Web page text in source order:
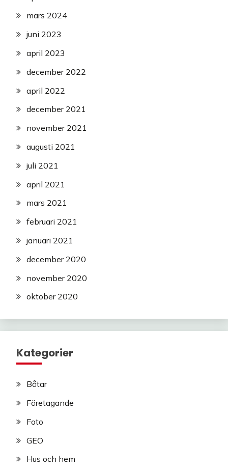
mars 2024
juni 2023
april 2023
december 2022
april 2022
december 2021
november 2021
augusti 2021
juli 2021
april 2021
mars 2021
februari 2021
januari 2021
december 2020
november 2020
oktober 2020
Kategorier
Båtar
Företagande
Foto
GEO
Hus och hem